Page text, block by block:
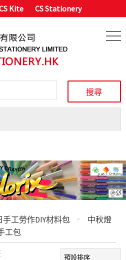
Kite CS Stationery
手工勞作DIY材料包
中秋燈
工包